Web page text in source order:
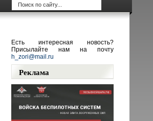
Есть интересная новость?
Присылайте нам на почту
h_zori@mail.ru
Реклама